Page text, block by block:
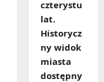
czterystu
lat.
Historycz
ny widok
miasta
dostępny